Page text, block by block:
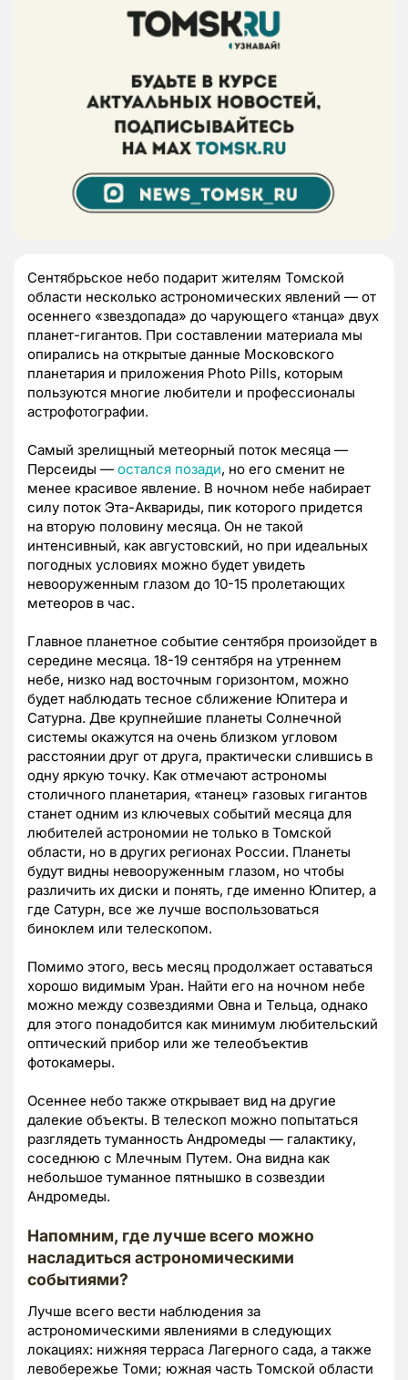
Сентябрьское небо подарит жителям Томской
области несколько астрономических явлений — от
осеннего «звездопада» до чарующего «танца» двух
планет-гигантов. При составлении материала мы
опирались на открытые данные Московского
планетария и приложения Photo Pills, которым
пользуются многие любители и профессионалы
астрофотографии.
Самый зрелищный метеорный поток месяца —
Персеиды — остался позади, но его сменит не
менее красивое явление. В ночном небе набирает
силу поток Эта-Аквариды, пик которого придется
на вторую половину месяца. Он не такой
интенсивный, как августовский, но при идеальных
погодных условиях можно будет увидеть
невооруженным глазом до 10-15 пролетающих
метеоров в час.
Главное планетное событие сентября произойдет в
середине месяца. 18-19 сентября на утреннем
небе, низко над восточным горизонтом, можно
будет наблюдать тесное сближение Юпитера и
Сатурна. Две крупнейшие планеты Солнечной
системы окажутся на очень близком угловом
расстоянии друг от друга, практически слившись в
одну яркую точку. Как отмечают астрономы
столичного планетария, «танец» газовых гигантов
станет одним из ключевых событий месяца для
любителей астрономии не только в Томской
области, но в других регионах России. Планеты
будут видны невооруженным глазом, но чтобы
различить их диски и понять, где именно Юпитер, а
где Сатурн, все же лучше воспользоваться
биноклем или телескопом.
Помимо этого, весь месяц продолжает оставаться
хорошо видимым Уран. Найти его на ночном небе
можно между созвездиями Овна и Тельца, однако
для этого понадобится как минимум любительский
оптический прибор или же телеобъектив
фотокамеры.
Осеннее небо также открывает вид на другие
далекие объекты. В телескоп можно попытаться
разглядеть туманность Андромеды — галактику,
соседнюю с Млечным Путем. Она видна как
небольшое туманное пятнышко в созвездии
Андромеды.
Напомним, где лучше всего можно
насладиться астрономическими
событиями?
Лучше всего вести наблюдения за
астрономическими явлениями в следующих
локациях: нижняя терраса Лагерного сада, а также
левобережье Томи; южная часть Томской области